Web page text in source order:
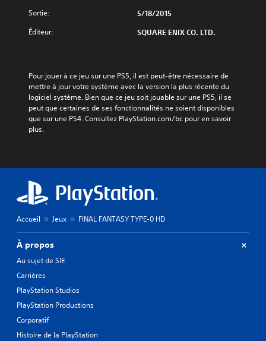
Sortie: 5/18/2015
Éditeur: SQUARE ENIX CO. LTD.
Pour jouer à ce jeu sur une PS5, il est peut-être nécessaire de
mettre à jour votre système avec la version la plus récente du
logiciel système. Bien que ce jeu soit jouable sur une PS5, il se
peut que certaines de ses fonctionnalités ne soient disponibles
que sur une PS4. Consultez PlayStation.com/bc pour en savoir
plus.
Accueil Jeux FINAL FANTASY TYPE-0 HD
À propos
Au sujet de SIE
Carrières
PlayStation Studios
PlayStation Productions
Corporatif
Histoire de la PlayStation